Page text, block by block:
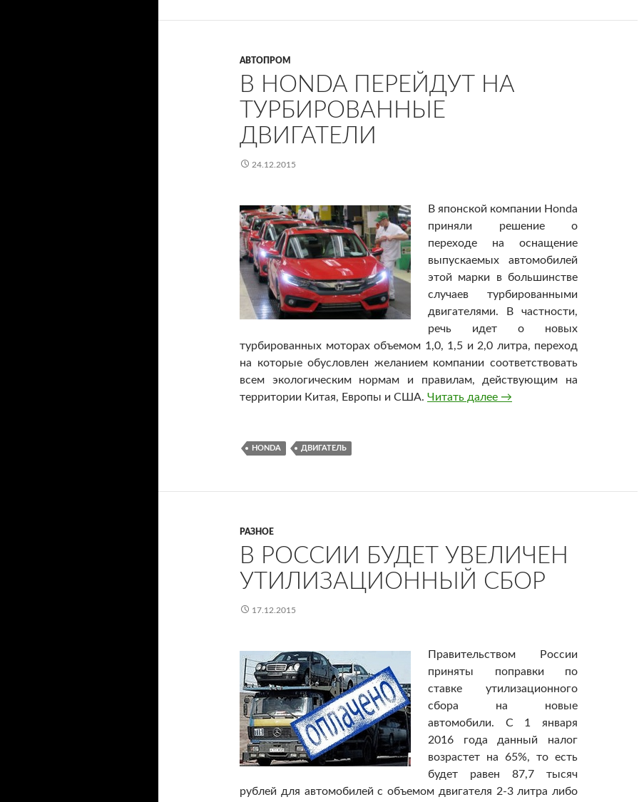
АВТОПРОМ
В HONDA ПЕРЕЙДУТ НА
ТУРБИРОВАННЫЕ
ДВИГАТЕЛИ
24.12.2015
В японской компании Honda
приняли решение о
переходе на оснащение
выпускаемых автомобилей
этой марки в большинстве
случаев турбированными
двигателями. В частности,
речь идет о новых
турбированных моторах объемом 1,0, 1,5 и 2,0 литра, переход
на которые обусловлен желанием компании соответствовать
всем экологическим нормам и правилам, действующим на
территории Китая, Европы и США. Читать далее В Honda перейдут на
→
HONDA ДВИГАТЕЛЬ
РАЗНОЕ
В РОССИИ БУДЕТ УВЕЛИЧЕН
УТИЛИЗАЦИОННЫЙ СБОР
17.12.2015
Правительством России
приняты поправки по
ставке утилизационного
сбора на новые
автомобили. С 1 января
2016 года данный налог
возрастет на 65%, то есть
будет равен 87,7 тысяч
рублей для автомобилей с объемом двигателя 2-3 литра либо